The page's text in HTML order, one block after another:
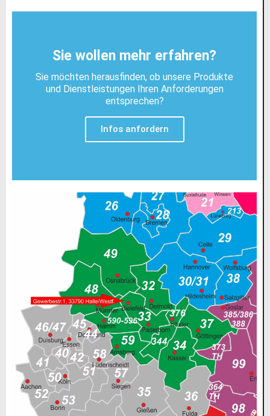
Sie wollen mehr erfahren?
Sie möchten herausfinden, ob unsere Produkte
und Dienstleistungen Ihren Anforderungen
entsprechen?
Infos anfordern